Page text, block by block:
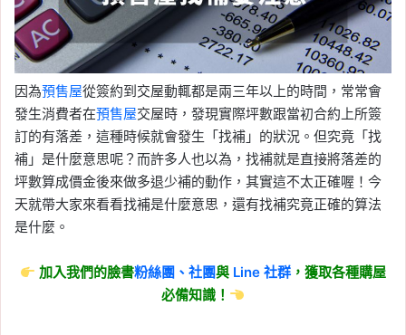
因為預售屋從簽約到交屋動輒都是兩三年以上的時間，常常會
發生消費者在預售屋交屋時，發現實際坪數跟當初合約上所簽
訂的有落差，這種時候就會發生「找補」的狀況。但究竟「找
補」是什麼意思呢？而許多人也以為，找補就是直接將落差的
坪數算成價金後來做多退少補的動作，其實這不太正確喔！今
天就帶大家來看看找補是什麼意思，還有找補究竟正確的算法
是什麼。
加入我們的臉書粉絲團、社團與 Line社群 ，獲取各種購屋
必備知識！